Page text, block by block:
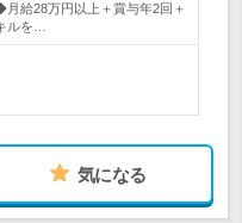
給28万円以上＋賞与年2回＋
ルを…
気になる